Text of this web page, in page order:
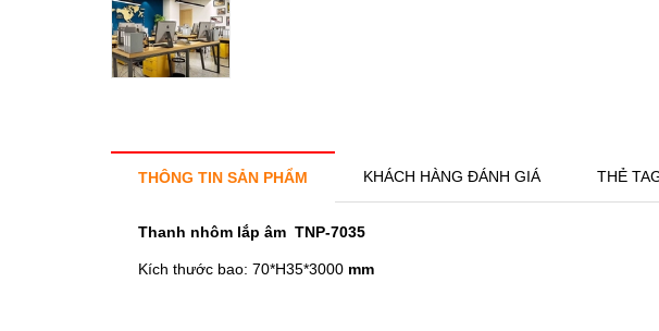
THÔNG TIN SẢN PHẨM KHÁCH HÀNG ĐÁNH GIÁ THẺ
Thanh nhôm lắp âm TNP-7035
Kích thước bao: 70*H35*3000 mm